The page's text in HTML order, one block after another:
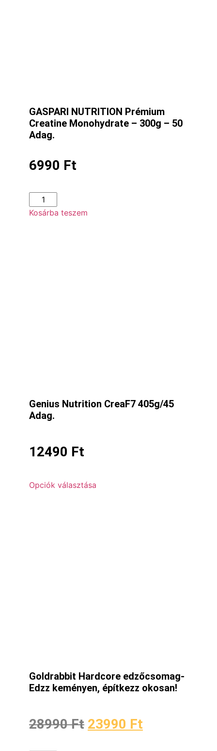
GASPARI NUTRITION Prémium
Creatine Monohydrate – 300g – 50
Adag.
6990 Ft
Kosárba teszem
Genius Nutrition CreaF7 405g/45
Adag.
12490 Ft
Opciók választása
Goldrabbit Hardcore edzőcsomag-
Edzz keményen, építkezz okosan!
28990Ft 23990 Ft